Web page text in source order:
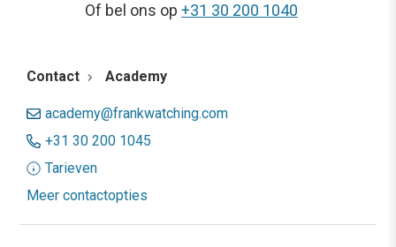
Of bel ons op +31 30 200 1040
Contact Academy
academy@frankwatching.com
+31 30 200 1045
Tarieven
Meer contactopties